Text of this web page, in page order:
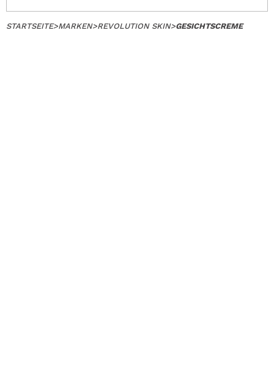
STARTSEITE>MARKEN>REVOLUTION SKIN>GESICHTSCREME